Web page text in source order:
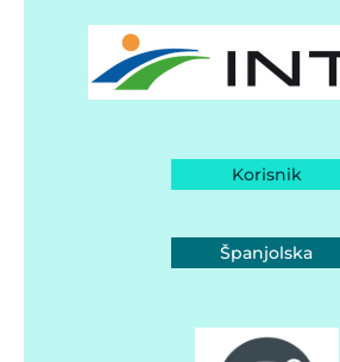
Korisnik
Španjolska